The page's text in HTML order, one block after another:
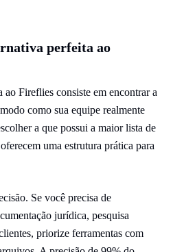
perfeita ao
Fireflies consiste em encontrar a
como sua equipe realmente
a que possui a maior lista de
uma estrutura prática para
Se você precisa de
jurídica, pesquisa
priorize ferramentas com